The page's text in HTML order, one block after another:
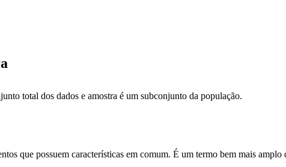
total dos dados e amostra é um subconjunto da população.
que possuem características em comum. É um termo bem mais